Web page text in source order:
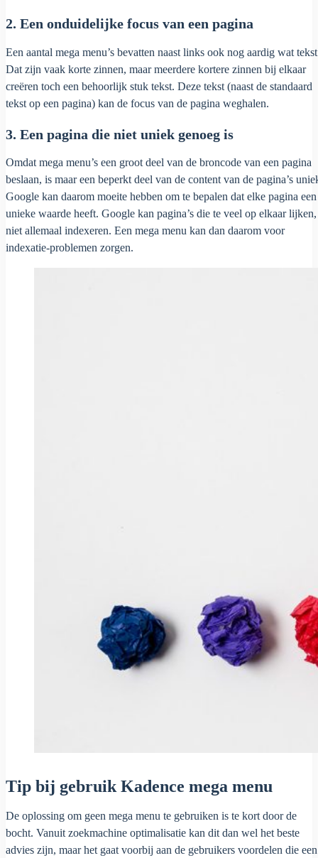
2. Een onduidelijke focus van een pagina
Een aantal mega menu’s bevatten naast links ook nog aardig wat
Dat zijn vaak korte zinnen, maar meerdere kortere zinnen bij elkaar
creëren toch een behoorlijk stuk tekst. Deze tekst (naast de standaard
tekst op een pagina) kan de focus van de pagina weghalen.
3. Een pagina die niet uniek genoeg is
Omdat mega menu’s een groot deel van de broncode van een pagina
beslaan, is maar een beperkt deel van de content van de pagina’s
Google kan daarom moeite hebben om te bepalen dat elke pagina een
unieke waarde heeft. Google kan pagina’s die te veel op elkaar lijken,
niet allemaal indexeren. Een mega menu kan dan daarom voor
indexatie-problemen zorgen.
Tip bij gebruik Kadence mega menu
De oplossing om geen mega menu te gebruiken is te kort door de
bocht. Vanuit zoekmachine optimalisatie kan dit dan wel het beste
advies zijn, maar het gaat voorbij aan de gebruikers voordelen die een